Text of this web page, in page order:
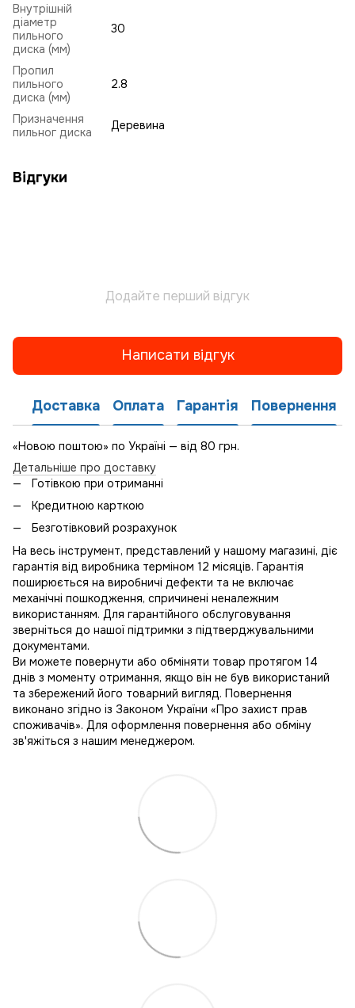
Внутрішній
діаметр
пильного
диска (мм)
30
Пропил
пильного
диска (мм)
2.8
Призначення
пильног диска
Деревина
Відгуки
Додайте перший відгук
Написати відгук
Доставка Оплата Гарантія Повернення
«Новою поштою» по Україні — від 80 грн.
Детальніше про доставку
Готівкою при отриманні
Кредитною карткою
Безготівковий розрахунок
На весь інструмент, представлений у нашому магазині, діє
гарантія від виробника терміном 12 місяців. Гарантія
поширюється на виробничі дефекти та не включає
механічні пошкодження, спричинені неналежним
використанням. Для гарантійного обслуговування
зверніться до нашої підтримки з підтверджувальними
документами.
Ви можете повернути або обміняти товар протягом 14
днів з моменту отримання, якщо він не був використаний
та збережений його товарний вигляд. Повернення
виконано згідно із Законом України «Про захист прав
споживачів». Для оформлення повернення або обміну
зв'яжіться з нашим менеджером.